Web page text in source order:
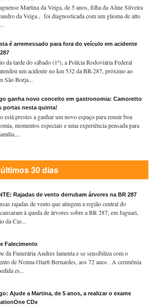
Martina da Veiga, de 5 anos, filha da Aline Silveira
da Veiga , foi diagnosticada com um glioma de alto
é arremessado para fora do veículo em acidente
da tarde do sábado (1º), a Polícia Rodoviária Federal
um acidente no km 532 da BR-287, próximo ao
São Borja...
ganha novo conceito em gastronomia: Camoretto
portas nesta quinta!
está prestes a ganhar um novo espaço para reunir boa
momentos especiais e uma experiência pensada para
30 dias
Rajadas de vento derrubam árvores na BR 287
rajadas de vento que atingem a região central do
à queda de árvores sobre a BR 287, em Jaguari,
da Cas...
Falecimento
da Funerária Andres lamenta e se sensibiliza com o
de Noima Olartt Bernardes, aos 72 anos . A cerimônia
es...
Ajude a Martina, de 5 anos, a realizar o exame
CDx